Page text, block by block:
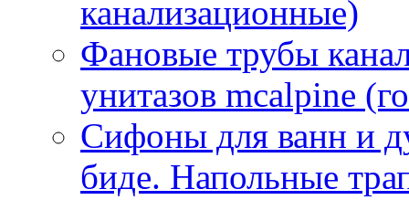
канализационные)
Фановые трубы
унитазов mcalpine
Сифоны для ванн и
биде. Напольные